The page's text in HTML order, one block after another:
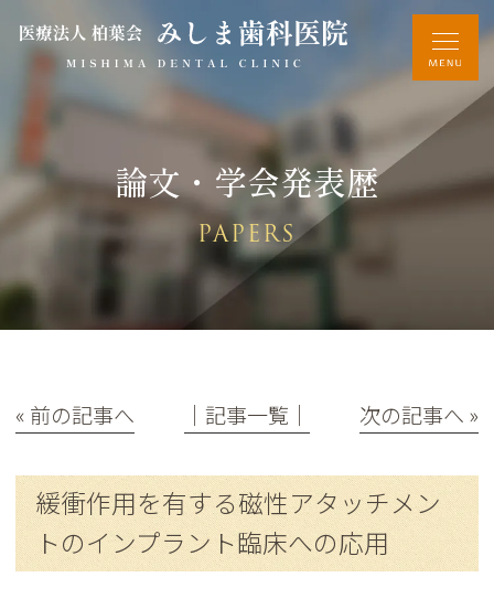
論文・学会発表歴
PAPERS
« 前の記事へ │記事一覧│ 次の記事へ »
緩衝作用を有する磁性アタッチメン
トのインプラント臨床への応用